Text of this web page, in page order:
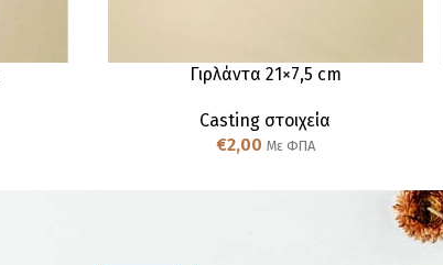
Γιρλάντα 21×7,5 cm
Casting στοιχεία
€2,00 Με ΦΠΑ